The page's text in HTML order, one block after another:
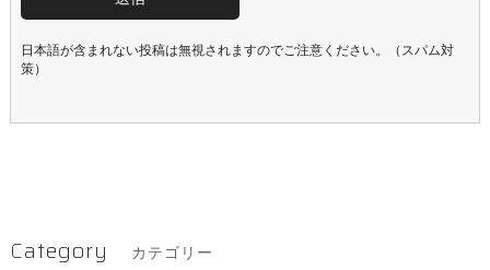
日本語が含まれない投稿は無視されますのでご注意ください。（スパム対
策）
Category カテゴリー